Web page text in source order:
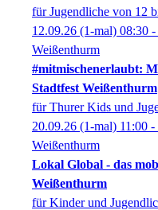
für Jugendliche von 12
12.09.26 (1-mal) 08:30 -
Weißenthurm
#mitmischenerlaubt:
Stadtfest Weißenthurm
für Thurer Kids und
20.09.26 (1-mal) 11:00 -
Weißenthurm
Lokal Global - das
Weißenthurm
für Kinder und